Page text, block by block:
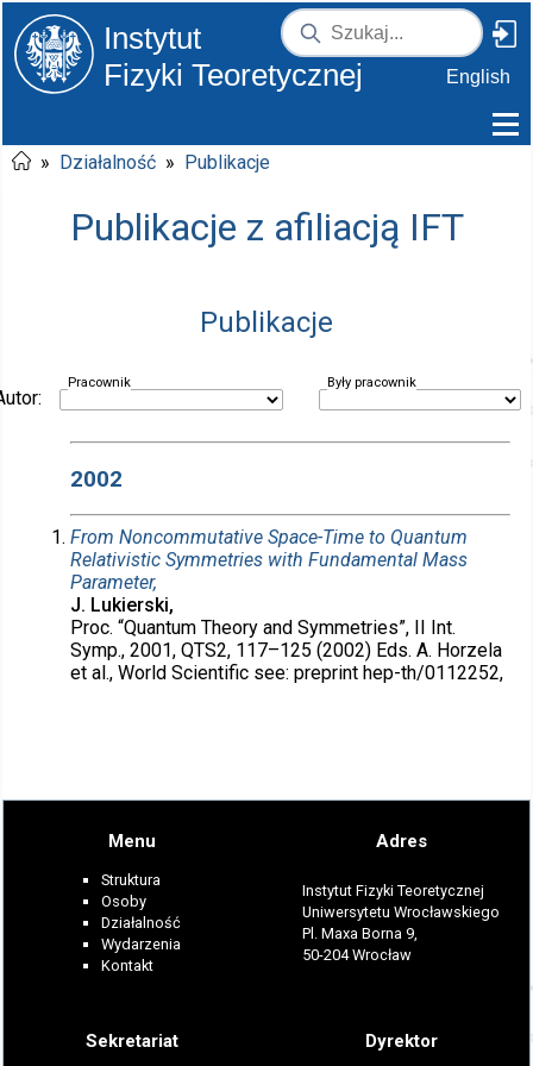
Instytut
Fizyki Teoretycznej
English
» Działalność » Publikacje
Publikacje z afiliacją IFT
Publikacje
Pracownik Były pracownik
2002
From Noncommutative Space-Time to Quantum
Relativistic Symmetries with Fundamental Mass
Parameter,
J. Lukierski,
Proc. “Quantum Theory and Symmetries”, II Int.
Symp., 2001, QTS2, 117–125 (2002) Eds. A. Horzela
et al., World Scientific see: preprint hep-th/0112252,
Menu
Struktura
Osoby
Działalność
Wydarzenia
Kontakt
Adres
Instytut Fizyki Teoretycznej
Uniwersytetu Wrocławskiego
Pl. Maxa Borna 9,
50-204 Wrocław
Sekretariat Dyrektor